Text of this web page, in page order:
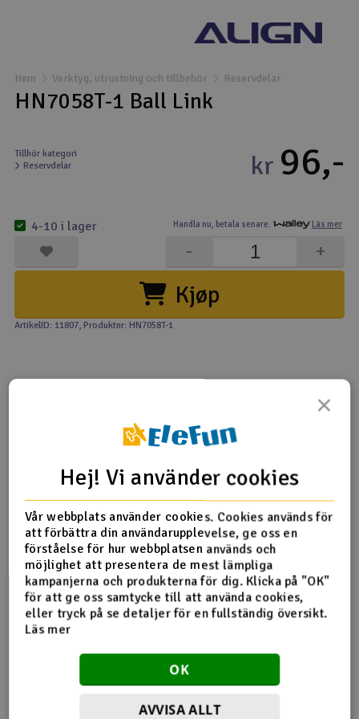
Drönare
Drönare för FPV
Flygplan
Kamerautrustning
Modellbygg- och byggsatser
Modelljärnväg
Radioutrustning
Raketer
Scooter & elfordon
Smarthem, lek och hobby
Solenergi
Verktyg, utrustning och tillbehör
Hem Verktyg, utrustning och tillbehör Reservdelar
HN7058T-1 Ball Link
Tillhör kategori
Reservdelar
Handla nu, betala senare. Läs mer
kr 96,-
Kjøp
+
-
4-10 i lager
ArtikelID: 11807, Produktnr: HN7058T-1
Tipsa en vän Recensioner
Produktinformation
HN7058T-1 Ball Link
Fler detaljer
Produkten är
förknippad med
×
Hej! Vi använder cookies
Vår webbplats använder cookies. Cookies används för
att förbättra din användarupplevelse, ge oss en
förståelse för hur webbplatsen används och
möjlighet att presentera de mest lämpliga
kampanjerna och produkterna för dig. Klicka på "OK"
för att ge oss samtycke till att använda cookies,
eller tryck på se detaljer för en fullständig översikt.
Läs mer
OK
AVVISA ALLT